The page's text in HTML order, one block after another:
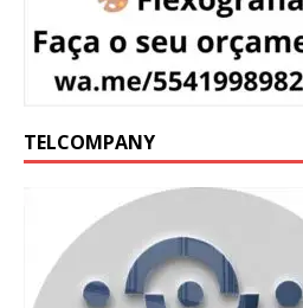
TELCOMPANY